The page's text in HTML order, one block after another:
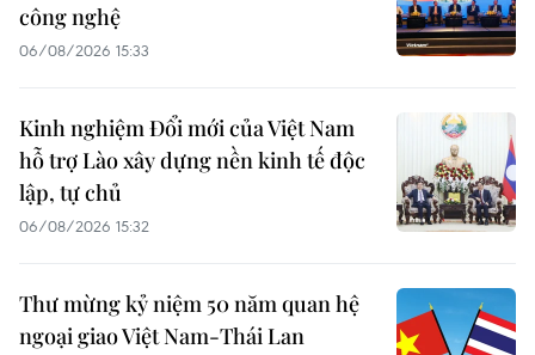
công nghệ
06/08/2026 15:33
Kinh nghiệm Đổi mới của Việt Nam
hỗ trợ Lào xây dựng nền kinh tế độc
lập, tự chủ
06/08/2026 15:32
Thư mừng kỷ niệm 50 năm quan hệ
ngoại giao Việt Nam-Thái Lan